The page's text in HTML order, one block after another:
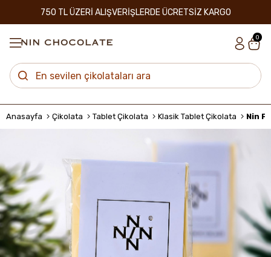
750 TL ÜZERİ ALIŞVERİŞLERDE ÜCRETSİZ KARGO
0
Anasayfa Çikolata Tablet Çikolata Klasik Tablet Çikolata Nin